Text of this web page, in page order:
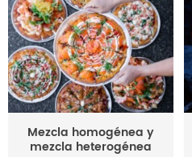
Mezcla homogénea y
mezcla heterogénea